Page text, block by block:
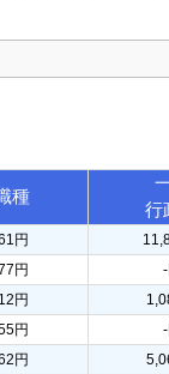
種
行
円
円
円
円
円